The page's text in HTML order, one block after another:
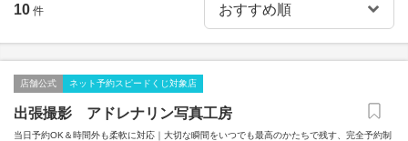
10 件
店舗公式 ネット予約スピードくじ対象店
出張撮影 アドレナリン写真工房
当日予約OK＆時間外も柔軟に対応｜大切な瞬間をいつでも最高のかたちで残す、完全予約制